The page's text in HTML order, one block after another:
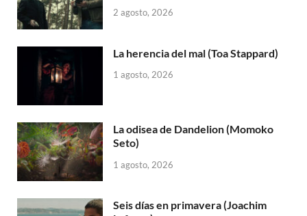
2 agosto, 2026
La herencia del mal (Toa Stappard)
1 agosto, 2026
La odisea de Dandelion (Momoko
Seto)
1 agosto, 2026
Seis días en primavera (Joachim